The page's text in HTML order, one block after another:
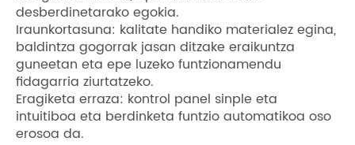
desberdinetarako egokia.
Iraunkortasuna: kalitate handiko materialez egina,
baldintza gogorrak jasan ditzake eraikuntza
guneetan eta epe luzeko funtzionamendu
fidagarria ziurtatzeko.
Eragiketa erraza: kontrol panel sinple eta
intuitiboa eta berdinketa funtzio automatikoa oso
erosoa da.